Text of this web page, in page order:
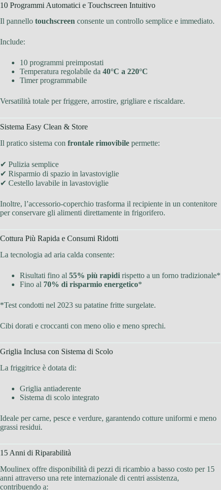
10 Programmi Automatici e Touchscreen Intuitivo
Il pannello touchscreen consente un controllo semplice e immediato.
Include:
10 programmi preimpostati
Temperatura regolabile da 40°C a 220°C
Timer programmabile
Versatilità totale per friggere, arrostire, grigliare e riscaldare.
Sistema Easy Clean & Store
Il pratico sistema con frontale rimovibile permette:
✔ Pulizia semplice
✔ Risparmio di spazio in lavastoviglie
✔ Cestello lavabile in lavastoviglie
Inoltre, l’accessorio-coperchio trasforma il recipiente in un contenitore
per conservare gli alimenti direttamente in frigorifero.
Cottura Più Rapida e Consumi Ridotti
La tecnologia ad aria calda consente:
Risultati fino al 55% più rapidi rispetto a un forno tradizionale*
Fino al 70% di risparmio energetico*
*Test condotti nel 2023 su patatine fritte surgelate.
Cibi dorati e croccanti con meno olio e meno sprechi.
Griglia Inclusa con Sistema di Scolo
La friggitrice è dotata di:
Griglia antiaderente
Sistema di scolo integrato
Ideale per carne, pesce e verdure, garantendo cotture uniformi e meno
grassi residui.
15 Anni di Riparabilità
Moulinex offre disponibilità di pezzi di ricambio a basso costo per 15
anni attraverso una rete internazionale di centri assistenza,
contribuendo a: